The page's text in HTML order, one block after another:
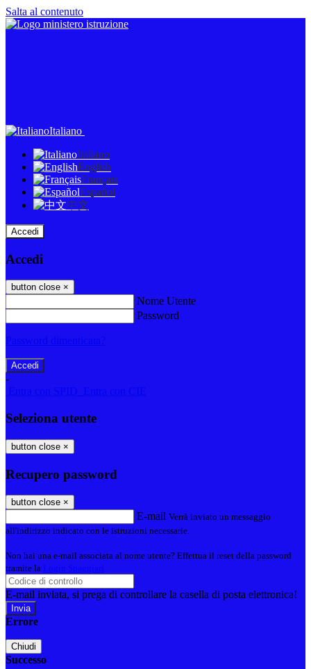
Salta al contenuto
Italiano
Italiano
English
Français
Español
中文
Accedi
Accedi
button close ×
Nome Utente
Password
-
Seleziona utente
button close ×
Recupero password
button close ×
E-mail Verrà inviato un messaggio
all'indirizzo indicato con le istruzioni necessarie.
Non hai una e-mail associata al nome utente? Effettua il reset della password
tramite la
E-mail inviata, si prega di controllare la casella di posta elettronica!
Errore
Chiudi
Successo